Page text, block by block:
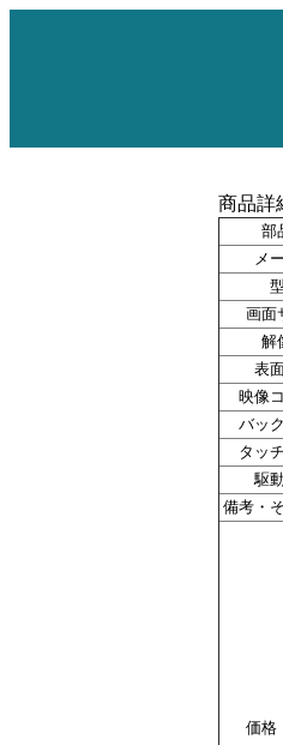
商品詳
部
メ
画面
解
表
映像
バッ
タッ
駆
備考・
価格